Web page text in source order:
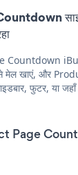
Countdown
से मेल खाएं, और
फुटर, या
Page